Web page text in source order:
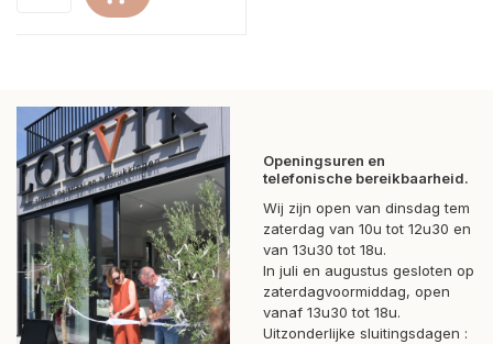
Openingsuren en
telefonische bereikbaarheid.
Wij zijn open van dinsdag tem
zaterdag van 10u tot 12u30 en
van 13u30 tot 18u.
In juli en augustus gesloten op
zaterdagvoormiddag, open
vanaf 13u30 tot 18u.
Uitzonderlijke sluitingsdagen :